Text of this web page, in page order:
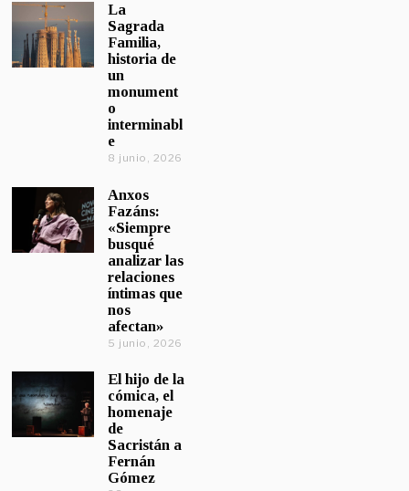
La
Sagrada
Familia,
historia de
un
monument
o
interminabl
e
8 junio, 2026
Anxos
Fazáns:
«Siempre
busqué
analizar las
relaciones
íntimas que
nos
afectan»
5 junio, 2026
El hijo de la
cómica, el
homenaje
de
Sacristán a
Fernán
Gómez